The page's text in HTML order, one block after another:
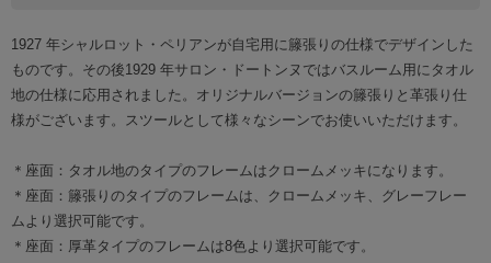
1927 年シャルロット・ペリアンが自宅用に籐張りの仕様でデザインした
ものです。その後1929 年サロン・ドートンヌではバスルーム用にタオル
地の仕様に応用されました。オリジナルバージョンの籐張りと革張り仕
様がございます。スツールとして様々なシーンでお使いいただけます。
＊座面：タオル地のタイプのフレームはクロームメッキになります。
＊座面：籐張りのタイプのフレームは、クロームメッキ、グレーフレー
ムより選択可能です。
＊座面：厚革タイプのフレームは8色より選択可能です。